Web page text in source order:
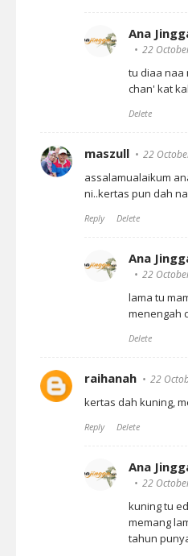
Ana
22
tu diaa naa
chan' kat
Delete
maszull 22
assalamualaikum
ni..kertas pun dah
Reply Delete
Ana
22
lama tu
menengah
Delete
raihanah 22
kertas dah kuning,
Reply Delete
Ana
22
kuning tu
memang
tahun